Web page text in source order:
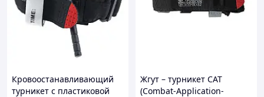
Кровоостанавливающий
турникет с пластиковой
Жгут – турникет CAT
(Combat-Application-